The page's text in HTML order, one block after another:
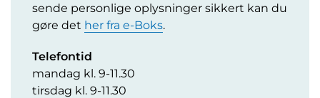
sende personlige oplysninger sikkert kan du
gøre det her fra e-Boks.
Telefontid
mandag kl. 9-11.30
tirsdag kl. 9-11.30